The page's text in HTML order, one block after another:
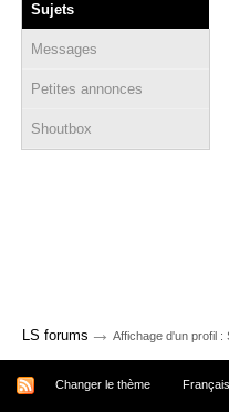
Sujets
Messages
Petites annonces
Shoutbox
LS forums → Affichage d'un profil :
Changer le thème